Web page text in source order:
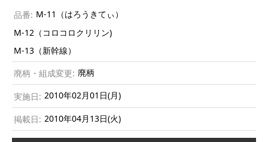
M-11（はろうきてぃ）
M-12（コロコロクリリン)
M-13（新幹線）
廃柄
2010年02月01日(月)
2010年04月13日(火)